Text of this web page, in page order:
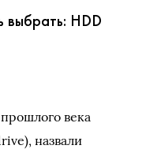
выбрать: HDD
века
назвали